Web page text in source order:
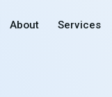
About Services